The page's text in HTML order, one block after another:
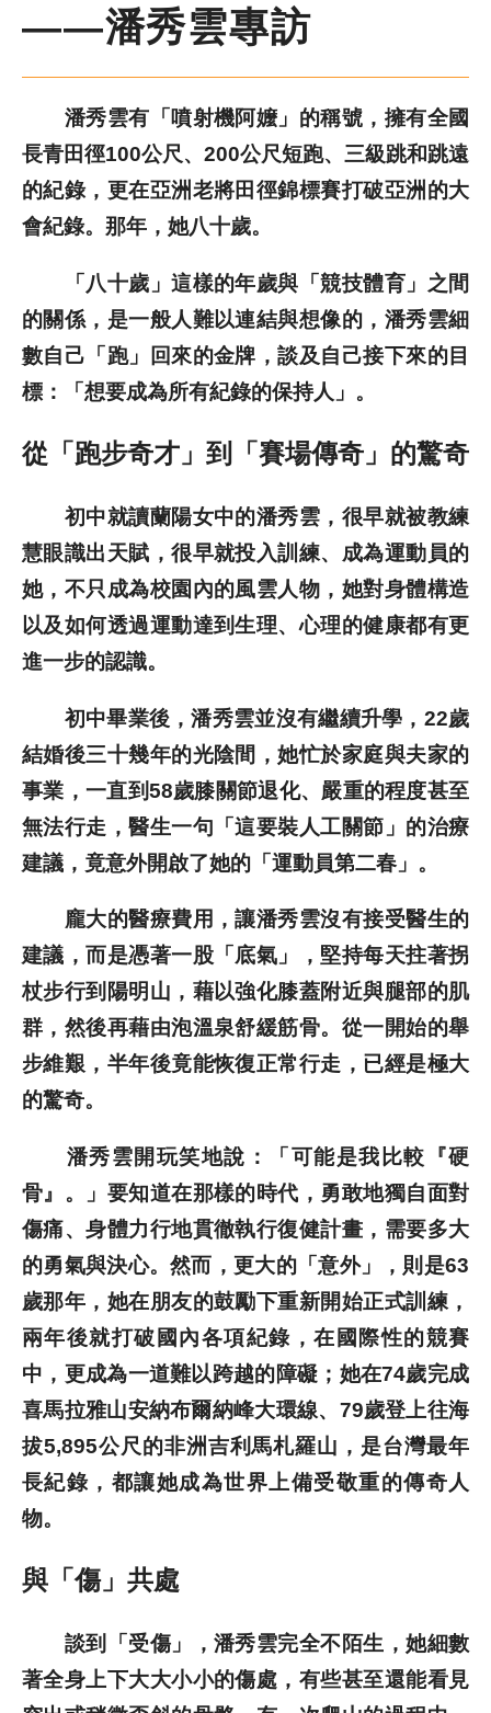
特別企劃
好書推薦
各期季刊
歷史文獻
投稿專區
——潘秀雲專訪
潘秀雲有「噴射機阿嬤」的稱號，擁有全國
長青田徑100公尺、200公尺短跑、三級跳和跳遠
的紀錄，更在亞洲老將田徑錦標賽打破亞洲的大
會紀錄。那年，她八十歲。
「八十歲」這樣的年歲與「競技體育」之間
的關係，是一般人難以連結與想像的，潘秀雲細
數自己「跑」回來的金牌，談及自己接下來的目
標：「想要成為所有紀錄的保持人」。
從「跑步奇才」到「賽場傳奇」的驚奇
初中就讀蘭陽女中的潘秀雲，很早就被教練
慧眼識出天賦，很早就投入訓練、成為運動員的
她，不只成為校園內的風雲人物，她對身體構造
以及如何透過運動達到生理、心理的健康都有更
進一步的認識。
初中畢業後，潘秀雲並沒有繼續升學，22歲
結婚後三十幾年的光陰間，她忙於家庭與夫家的
事業，一直到58歲膝關節退化、嚴重的程度甚至
無法行走，醫生一句「這要裝人工關節」的治療
建議，竟意外開啟了她的「運動員第二春」。
龐大的醫療費用，讓潘秀雲沒有接受醫生的
建議，而是憑著一股「底氣」，堅持每天拄著拐
杖步行到陽明山，藉以強化膝蓋附近與腿部的肌
群，然後再藉由泡溫泉舒緩筋骨。從一開始的舉
步維艱，半年後竟能恢復正常行走，已經是極大
的驚奇。
潘秀雲開玩笑地說：「可能是我比較『硬
骨』。」要知道在那樣的時代，勇敢地獨自面對
傷痛、身體力行地貫徹執行復健計畫，需要多大
的勇氣與決心。然而，更大的「意外」，則是63
歲那年，她在朋友的鼓勵下重新開始正式訓練，
兩年後就打破國內各項紀錄，在國際性的競賽
中，更成為一道難以跨越的障礙；她在74歲完成
喜馬拉雅山安納布爾納峰大環線、79歲登上往海
拔5,895公尺的非洲吉利馬札羅山，是台灣最年
長紀錄，都讓她成為世界上備受敬重的傳奇人
物。
與「傷」共處
談到「受傷」，潘秀雲完全不陌生，她細數
著全身上下大大小小的傷處，有些甚至還能看見